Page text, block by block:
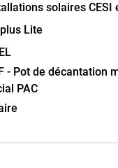
solaires CESI
Lite
- Pot de décantation
PAC